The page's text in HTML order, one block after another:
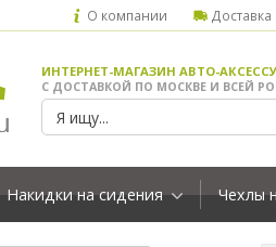
О компании Доставка
ИНТЕРНЕТ-МАГАЗИН АВТО-
С ДОСТАВКОЙ ПО МОСКВЕ И ВСЕЙ
Накидки на сидения Чехлы